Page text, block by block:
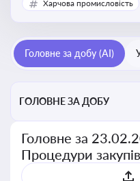
Харчова промисловість
Головне за добу (AI)
ГОЛОВНЕ ЗА ДОБУ
Головне за
Процедури